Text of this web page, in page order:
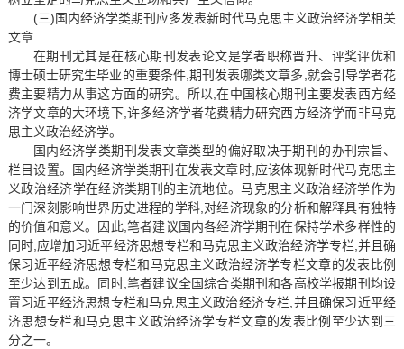
(三)国内经济学类期刊应多发表新时代马克思主义政治经济学相关
文章
在期刊尤其是在核心期刊发表论文是学者职称晋升、评奖评优和
博士硕士研究生毕业的重要条件,期刊发表哪类文章多,就会引导学者花
费主要精力从事这方面的研究。所以,在中国核心期刊主要发表西方经
济学文章的大环境下,许多经济学者花费精力研究西方经济学而非马克
思主义政治经济学。
国内经济学类期刊发表文章类型的偏好取决于期刊的办刊宗旨、
栏目设置。国内经济学类期刊在发表文章时,应该体现新时代马克思主
义政治经济学在经济类期刊的主流地位。马克思主义政治经济学作为
一门深刻影响世界历史进程的学科,对经济现象的分析和解释具有独特
的价值和意义。因此,笔者建议国内各经济学期刊在保持学术多样性的
同时,应增加习近平经济思想专栏和马克思主义政治经济学专栏,并且确
保习近平经济思想专栏和马克思主义政治经济学专栏文章的发表比例
至少达到五成。同时,笔者建议全国综合类期刊和各高校学报期刊均设
置习近平经济思想专栏和马克思主义政治经济专栏,并且确保习近平经
济思想专栏和马克思主义政治经济学专栏文章的发表比例至少达到三
分之一。